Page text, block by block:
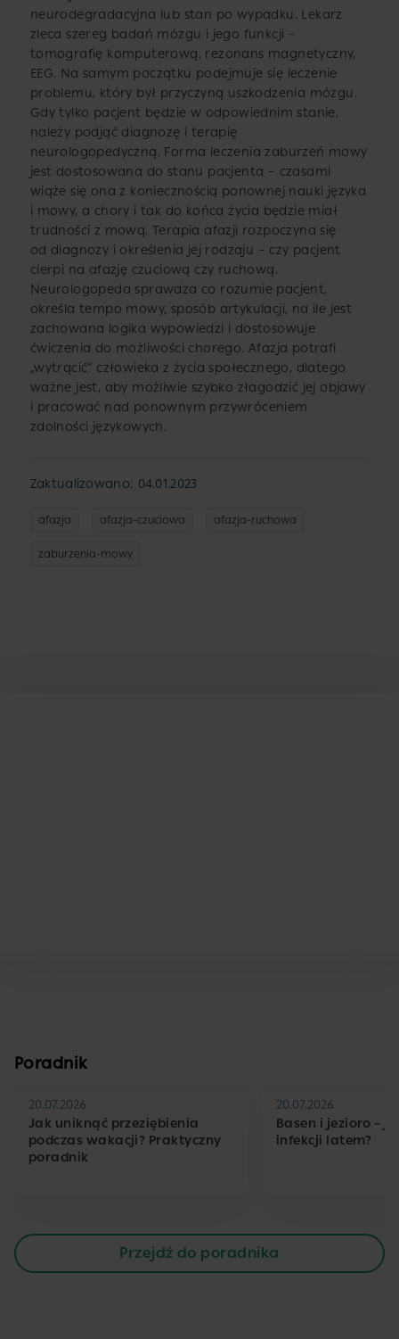
neurodegradacyjna lub stan po wypadku. Lekarz
zleca szereg badań mózgu i jego funkcji –
tomografię komputerową, rezonans magnetyczny,
EEG. Na samym początku podejmuje się leczenie
problemu, który był przyczyną uszkodzenia mózgu.
Gdy tylko pacjent będzie w odpowiednim stanie,
należy podjąć diagnozę i terapię
neurologopedyczną. Forma leczenia zaburzeń mowy
jest dostosowana do stanu pacjenta – czasami
wiąże się ona z koniecznością ponownej nauki języka
i mowy, a chory i tak do końca życia będzie miał
trudności z mową. Terapia afazji rozpoczyna się
od diagnozy i określenia jej rodzaju – czy pacjent
cierpi na afazję czuciową czy ruchową.
Neurologopeda sprawdza co rozumie pacjent,
określa tempo mowy, sposób artykulacji, na ile jest
zachowana logika wypowiedzi i dostosowuje
ćwiczenia do możliwości chorego. Afazja potrafi
„wytrącić” człowieka z życia społecznego, dlatego
ważne jest, aby możliwie szybko złagodzić jej objawy
i pracować nad ponownym przywróceniem
zdolności językowych.
Zaktualizowano: 04.01.2023
afazja afazja-czuciowa afazja-ruchowa
zaburzenia-mowy
Poradnik
20.07.2026
Jak uniknąć przeziębienia
podczas wakacji? Praktyczny
poradnik
20.07.2026
Basen i jezioro –
infekcji latem?
Przejdź do poradnika